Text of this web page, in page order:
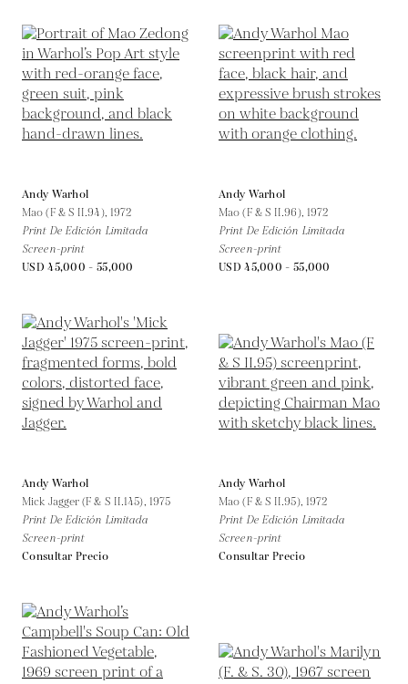
Andy Warhol
Mao (F & S II.94), 1972
Print De Edición Limitada
Screen-print
USD 45,000 - 55,000
Andy Warhol
Mao (F & S II.96), 1972
Print De Edición Limitada
Screen-print
USD 45,000 - 55,000
Andy Warhol
Mick Jagger (F & S II.145), 1975
Print De Edición Limitada
Screen-print
Consultar Precio
Andy Warhol
Mao (F & S II.95), 1972
Print De Edición Limitada
Screen-print
Consultar Precio